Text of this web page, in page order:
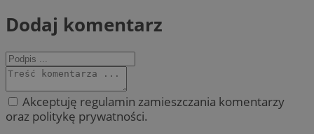
Dodaj komentarz
Akceptuję regulamin zamieszczania komentarzy
oraz politykę prywatności.